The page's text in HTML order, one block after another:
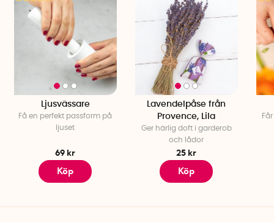
Ljusvässare
Få en perfekt passform på
ljuset
69 kr
Köp
Lavendelpåse från
Provence, Lila
Ger härlig doft i garderob
och lådor
25 kr
Köp